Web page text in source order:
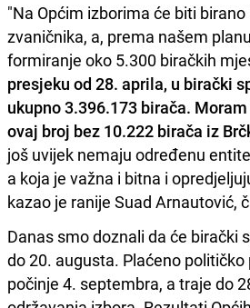
"Na Općim izborima će biti
zvaničnika, a, prema našem
formiranje oko 5.300 biračkih
presjeku od 28. aprila, u birački
ukupno 3.396.173 birača.
ovaj broj bez 10.222 birača iz
još uvijek nemaju određenu
a koja je važna i bitna i
kazao je ranije Suad Arnautović,
Danas smo doznali da će birački
do 20. augusta. Plaćeno
počinje 4. septembra, a traje do